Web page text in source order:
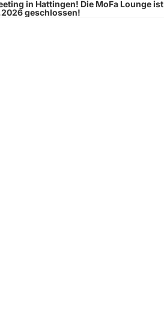
in Hattingen! Die MoFa Lounge ist
geschlossen!